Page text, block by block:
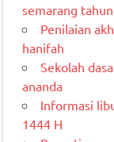
semarang
Penilaian
hanifah
Sekolah
ananda
Informasi
1444 H